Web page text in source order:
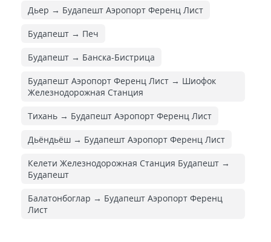
Дьер → Будапешт Аэропорт Ференц Лист
Будапешт → Печ
Будапешт → Банска-Бистрица
Будапешт Аэропорт Ференц Лист → Шиофок
Железнодорожная Cтанция
Тихань → Будапешт Аэропорт Ференц Лист
Дьёндьёш → Будапешт Аэропорт Ференц Лист
Келети Железнодорожная Cтанция Будапешт →
Будапешт
Балатонбоглар → Будапешт Аэропорт Ференц
Лист